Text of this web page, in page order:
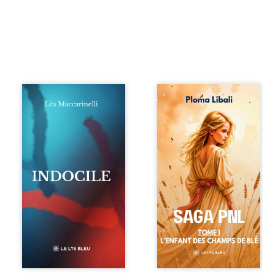
Quatre parties.
Quatre refus.
Quatre visages
d’une existence en
friction. Entre les
silences qu’on ne
déchiffre pas, les
amours qu’on
dérange, les corps
qu’on administre
et les liens qu’on
sabote, cet
ouvrage parle à
vivent trop fort,
trop vrai, trop tôt.
Autrefois, les
champs d’Atlantis
vibraient sous le
vent et les enfants
couraient dans les
blés. Puis la
couronne plia le
genou, livrant son
peuple à l’ombre
d’Ivorny. À Atove,
Luwel aurait pu
disparaître dans
les ruines de son
destin ; pourtant,
sous les pierres
d’un temple
oublié, des